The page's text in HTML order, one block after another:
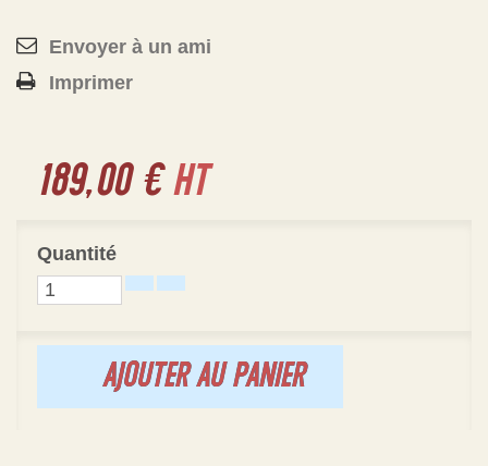
Envoyer à un ami
Imprimer
189,00 €HT
Quantité
AJOUTER AU PANIER